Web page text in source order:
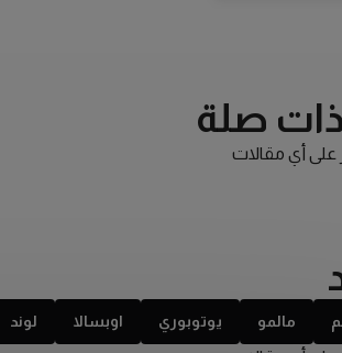
ذات صلة
على أي مقالات
مالمو يوتوبوري اوبسالا لوند